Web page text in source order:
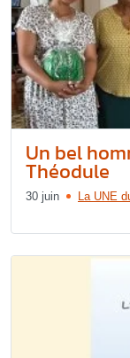
Un bel
Théodule
30 juin La UNE